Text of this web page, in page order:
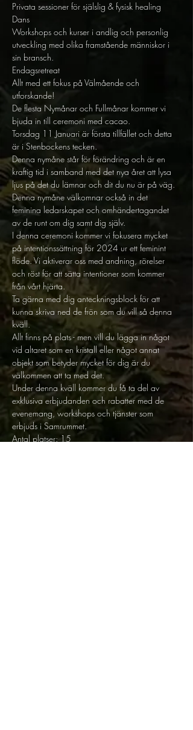
Privata sessioner för själslig & fysisk healing
Dans
Workshops och kurser i andlig och personlig
utveckling med olika framstående människor i
sin bransch.
Endagsretreat
Allt med ett fokus på Välmående och
utforskande!
De flesta Nymånar och Fullmånar kommer vi
bjuda in till ceremoni med cacao.
Torsdag 11 Januari är första tillfället och detta
är i Stenbockens tecken.
Denna nymåne står för förändring och är en
kraftig tid i samband med det nya året att lysa
ljus på det du lämnar och dit du nu är på väg.
Denna nymåne välkomnar också in det
feminina ledarskapet och omhändertagandet
av de runt om dig samt dig själv.
I denna ceremoni kommer vi fokusera mycket
på intentionssättning för 2024 ur ett feminint
flöde. Vi aktiverar oss med andning, rörelser
och röst för att sätta intentioner som kommer
från vårt hjärta.
Ta gärna med dig anteckningsblock för att
kunna skriva ned de frön som du vill så denna
kväll.
Allt finns på plats - men vill du lägga in något
vid altaret som en kristall eller något annat
objekt som betyder mycket för dig är du
välkommen att ta med det.
Under denna kväll kommer du få ta del av
exklusiva erbjudanden och rabatter med de
evenemang, workshops och tjänster som
erbjuds i Samrummet.
Antal platser: 15